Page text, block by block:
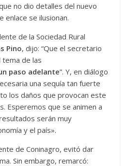
no dio detalles del nuevo
enlace se ilusionan.
de la Sociedad Rural
Pino, dijo: “Que el secretario
tema de las
paso adelante”. Y, en diálogo
una sequía tan fuerte
los daños que provocan este
Esperemos que se animen a
serán muy
y el país».
de Coninagro, evitó dar
Sin embargo, remarcó: